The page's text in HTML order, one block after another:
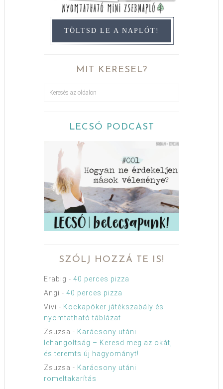
TÖLTSD LE A NAPLÓT!
MIT KERESEL?
LECSÓ PODCAST
SZÓLJ HOZZÁ TE IS!
Erabig - 40 perces pizza
Angi - 40 perces pizza
Vivi - Kockapóker játékszabály és
nyomtatható táblázat
Zsuzsa - Karácsony utáni
lehangoltság – Keresd meg az okát,
és teremts új hagyományt!
Zsuzsa - Karácsony utáni
romeltakarítás